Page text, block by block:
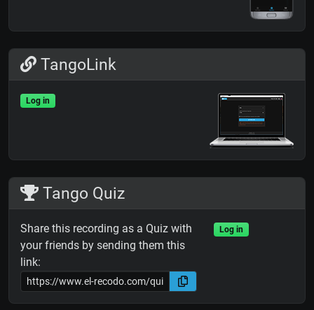
TangoLink
Log in
Tango Quiz
Share this recording as a Quiz with
your friends by sending them this
link:
Log in